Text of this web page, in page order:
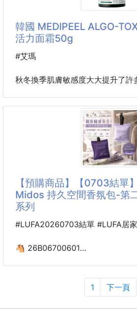
💯大包可以💯小包可
回到家就想要趕快喝到熱騰騰的湯
菇類🍄🍄‍🟫可說是來自大自然的恩賜
每一口都喝的到菇類的營養美味🥰
煲湯類最喜歡就是這一味💯
絕對是媽媽廚房🍲必備的好幫手
㊙️先用麻油將猴頭菇炒過爆香後
水下鍋燉煮，菇類的味道更是濃郁
光是想到這邊，就讓人想要馬上來
真材實料、完美呈現
喜歡菇的您絕對不能
韓國 MEDIPEEL ALGO-
活力面霜50g
#艾瑪
秋冬換季肌膚敏感度大大提升了許
是一次就能水潤鎮靜的面霜！一定
生機與彈力也變好了~
從鎮靜到營養、水分緊緻！
適當控制油分，適當補充水分的感
營養感也很足夠，真的感覺很好！
充滿鎮靜和營養的#韓國清州小麥芽
*自古以來蔬菜種植活躍的清州麥苗
保溼、毛孔、美白的面霜
밀싹 추출물 10,005ppm
【預購商品】【0703結單
Midos 持久空間香氛包-第
系列
#LUFA20260703結單 #LUFA居
🐴 26B06700601
🌿打開衣櫃那一刻，彷彿走進薰
1 下一頁